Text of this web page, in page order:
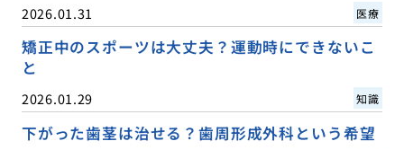
2026.01.31 医療
矯正中のスポーツは大丈夫？運動時にできないこ
と
2026.01.29 知識
下がった歯茎は治せる？歯周形成外科という希望